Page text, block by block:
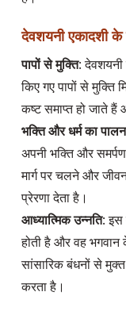
देवशयनी एकादशी के
पापों से मुक्ति:
किए गए पापों से
भक्ति और धर्म का पालन
अपनी भक्ति और
मार्ग पर चलने और
आध्यात्मिक उन्नति: इस
होती है और वह
सांसारिक बंधनों से
करता है।